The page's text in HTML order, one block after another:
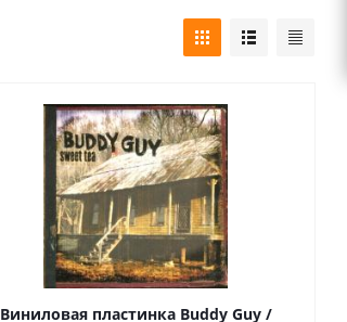
Виниловая пластинка Buddy Guy /